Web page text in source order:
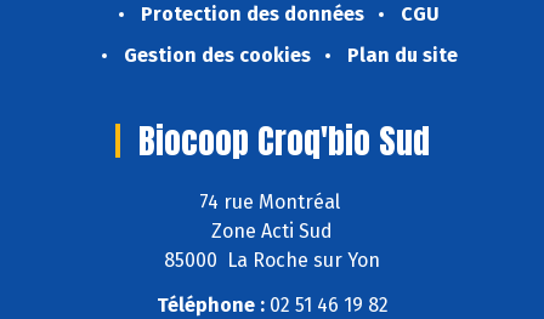
Protection des données
CGU
Gestion des cookies
Plan du site
Biocoop Croq'bio Sud
74 rue Montréal
Zone Acti Sud
85000 La Roche sur Yon
Téléphone :02 51 46 19 82